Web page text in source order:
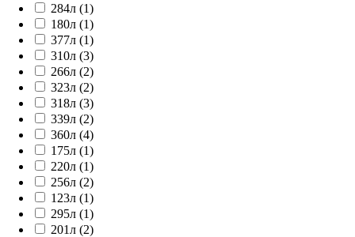
284л (1)
180л (1)
377л (1)
310л (3)
266л (2)
323л (2)
318л (3)
339л (2)
360л (4)
175л (1)
220л (1)
256л (2)
123л (1)
295л (1)
201л (2)